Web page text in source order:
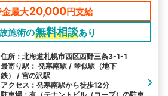
最大20,000円支給
施術の無料相談あり
住所：北海道札幌市西区西野三条3-1-1
最寄り駅： 発寒南駅 / 琴似駅（地下
鉄） / 宮の沢駅
アクセス：発寒南駅から徒歩12分